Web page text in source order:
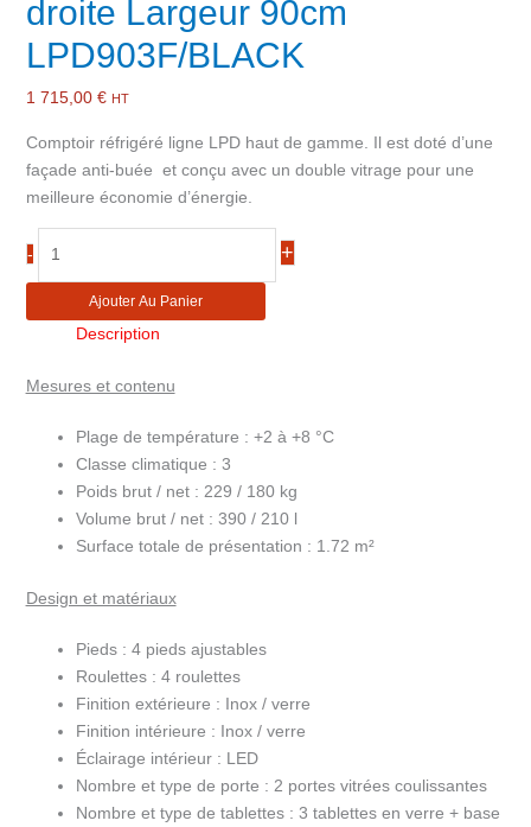
droite Largeur 90cm
LPD903F/BLACK
1 715,00 € HT
Comptoir réfrigéré ligne LPD haut de gamme. Il est doté d’une
façade anti-buée et conçu avec un double vitrage pour une
meilleure économie d’énergie.
-
Comptoir
réfrigéré
Boulangerie
droite
Largeur
90cm
LPD903F/BLACK
+
Ajouter Au Panier
Description
Mesures et contenu
Plage de température : +2 à +8 °C
Classe climatique : 3
Poids brut / net : 229 / 180 kg
Volume brut / net : 390 / 210 l
Surface totale de présentation : 1.72 m²
Design et matériaux
Pieds : 4 pieds ajustables
Roulettes : 4 roulettes
Finition extérieure : Inox / verre
Finition intérieure : Inox / verre
Éclairage intérieur : LED
Nombre et type de porte : 2 portes vitrées coulissantes
Nombre et type de tablettes : 3 tablettes en verre + base